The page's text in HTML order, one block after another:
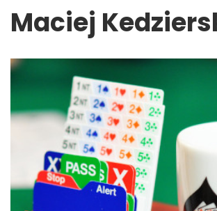
Maciej